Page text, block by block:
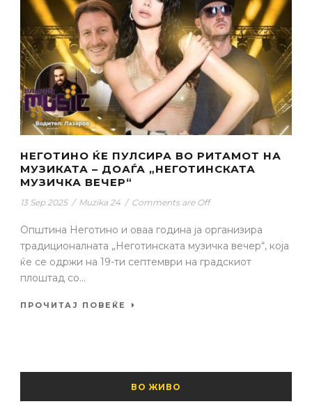
НЕГОТИНО ЌЕ ПУЛСИРА ВО РИТАМОТ НА
МУЗИКАТА – ДОАЃА „НЕГОТИНСКАТА
МУЗИЧКА ВЕЧЕР“
13 Sep 2025 / Muzika 24 / Comments are Off
Општина Неготино и оваа година ја организира
традиционалната „Неготинската музичка вечер“, која
ќе се одржи на 19-ти септември на градскиот
плоштад со...
ПРОЧИТАЈ ПОВЕЌЕ
ВО ЖИВО